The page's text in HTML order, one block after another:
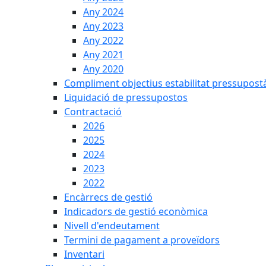
Any 2024
Any 2023
Any 2022
Any 2021
Any 2020
Compliment objectius estabilitat
Liquidació de pressupostos
Contractació
2026
2025
2024
2023
2022
Encàrrecs de gestió
Indicadors de gestió econòmica
Nivell d'endeutament
Termini de pagament a proveïdors
Inventari